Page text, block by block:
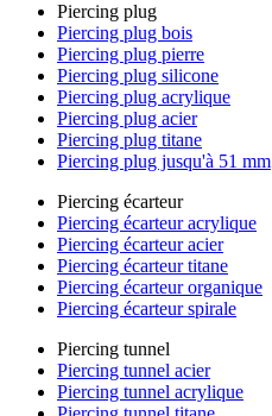
Piercing plug
Piercing plug bois
Piercing plug pierre
Piercing plug silicone
Piercing plug acrylique
Piercing plug acier
Piercing plug titane
Piercing plug jusqu'à 51 mm
Piercing écarteur
Piercing écarteur acrylique
Piercing écarteur acier
Piercing écarteur titane
Piercing écarteur organique
Piercing écarteur spirale
Piercing tunnel
Piercing tunnel acier
Piercing tunnel acrylique